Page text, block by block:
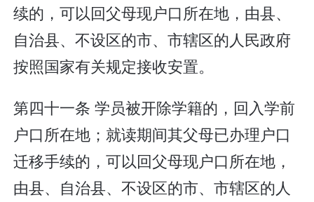
续的，可以回父母现户口所在地，由县、
自治县、不设区的市、市辖区的人民政府
按照国家有关规定接收安置。
第四十一条 学员被开除学籍的，回入学前
户口所在地；就读期间其父母已办理户口
迁移手续的，可以回父母现户口所在地，
由县、自治县、不设区的市、市辖区的人